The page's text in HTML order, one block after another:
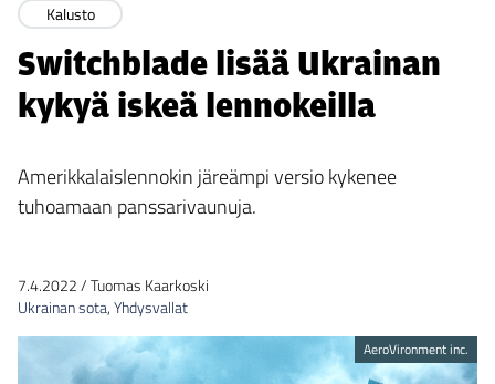
Kalusto
Switchblade lisää Ukrainan
kykyä iskeä lennokeilla
Amerikkalaislennokin järeämpi versio kykenee
tuhoamaan panssarivaunuja.
7.4.2022/Tuomas Kaarkoski
Ukrainan sota,Yhdysvallat
AeroVironment inc.